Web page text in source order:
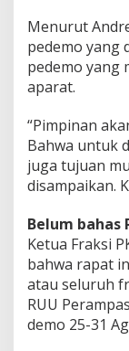
Menurut
pedemo yang
pedemo yang
aparat.
“Pimpinan
Bahwa untuk
juga tujuan
disampaikan.
Belum bahas
Ketua Fraksi
bahwa rapat
atau seluruh
RUU
demo 25-31